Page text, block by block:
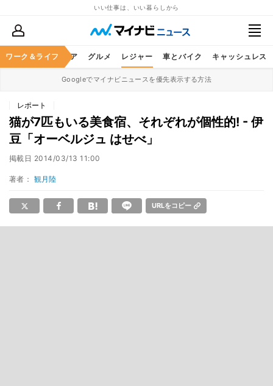
いい仕事は、いい暮らしから
ワーク＆ライフ
暮らし ヘルスケア グルメ レジャー 車とバイク キャッシュレス
Googleでマイナビニュースを優先表示する方法
レポート
猫が7匹もいる美食宿、それぞれが個性的! - 伊
豆「オーベルジュ はせべ」
掲載日 2014/03/13 11:00
著者： 観月陸
URLをコピー